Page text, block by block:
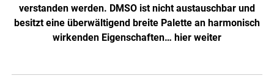
verstanden werden. DMSO ist nicht austauschbar und
besitzt eine überwältigend breite Palette an harmonisch
wirkenden Eigenschaften… hier weiter